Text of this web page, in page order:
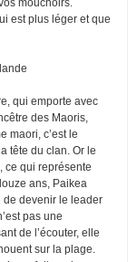
est plus léger et que
qui emporte avec
des Maoris,
maori, c’est le
tête du clan. Or le
ce qui représente
ans, Paikea
de devenir le leader
pas une
de l’écouter, elle
sur la plage.